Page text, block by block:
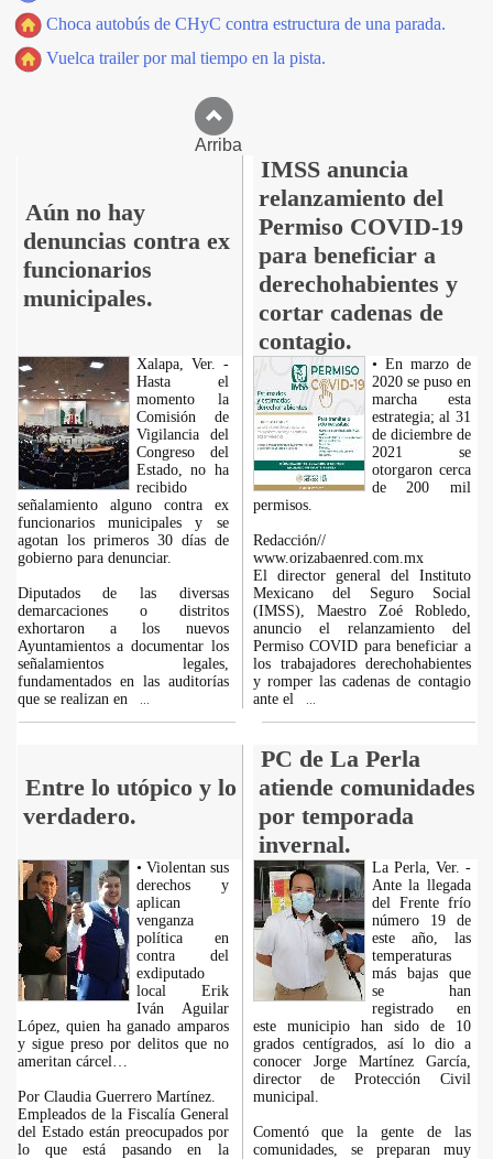
Choca autobús de CHyC contra estructura de una parada.
Vuelca trailer por mal tiempo en la pista.
Arriba
Aún no hay
denuncias contra ex
funcionarios
municipales.
IMSS anuncia
relanzamiento del
Permiso COVID-19
para beneficiar a
derechohabientes y
cortar cadenas de
contagio.
Xalapa, Ver. -
Hasta el
momento la
Comisión de
Vigilancia del
Congreso del
Estado, no ha
recibido
señalamiento alguno contra ex
funcionarios municipales y se
agotan los primeros 30 días de
gobierno para denunciar.
Diputados de las diversas
demarcaciones o distritos
exhortaron a los nuevos
Ayuntamientos a documentar los
señalamientos legales,
fundamentados en las auditorías
que se realizan en
• En marzo de
2020 se puso en
marcha esta
estrategia; al 31
de diciembre de
2021 se
otorgaron cerca
de 200 mil
permisos.
Redacción//
www.orizabaenred.com.mx
El director general del Instituto
Mexicano del Seguro Social
(IMSS), Maestro Zoé Robledo,
anuncio el relanzamiento del
Permiso COVID para beneficiar a
los trabajadores derechohabientes
y romper las cadenas de contagio
ante el
Entre lo utópico y lo
verdadero.
PC de La Perla
atiende comunidades
por temporada
invernal.
• Violentan sus
derechos y
aplican
venganza
política en
contra del
exdiputado
local Erik
Iván Aguilar
López, quien ha ganado amparos
y sigue preso por delitos que no
ameritan cárcel…
Por Claudia Guerrero Martínez.
Empleados de la Fiscalía General
del Estado están preocupados por
lo que está pasando en la
La Perla, Ver. -
Ante la llegada
del Frente frío
número 19 de
este año, las
temperaturas
más bajas que
se han
registrado en
este municipio han sido de 10
grados centígrados, así lo dio a
conocer Jorge Martínez García,
director de Protección Civil
municipal.
Comentó que la gente de las
comunidades, se preparan muy